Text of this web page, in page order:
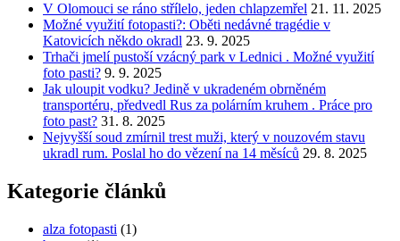
V Olomouci se ráno střílelo, jeden chlapzemřel 21. 11. 2025
Možné využití fotopasti?: Oběti nedávné tragédie v
Katovicích někdo okradl 23. 9. 2025
Trhači jmelí pustoší vzácný park v Lednici . Možné využití
foto pasti? 9. 9. 2025
Jak uloupit vodku? Jedině v ukradeném obrněném
transportéru, předvedl Rus za polárním kruhem . Práce pro
foto past? 31. 8. 2025
Nejvyšší soud zmírnil trest muži, který v nouzovém stavu
ukradl rum. Poslal ho do vězení na 14 měsíců 29. 8. 2025
Kategorie článků
alza fotopasti (1)